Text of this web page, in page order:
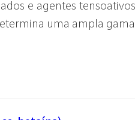
e agentes
uma ampla